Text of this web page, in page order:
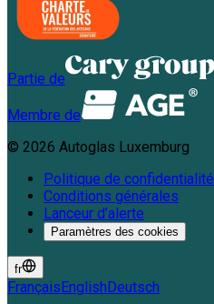
Partie de
Membre de
© 2026 Autoglas Luxemburg
Politique de confidentialité
Conditions générales
Lanceur d’alerte
Paramètres des cookies
fr
FrançaisEnglishDeutsch